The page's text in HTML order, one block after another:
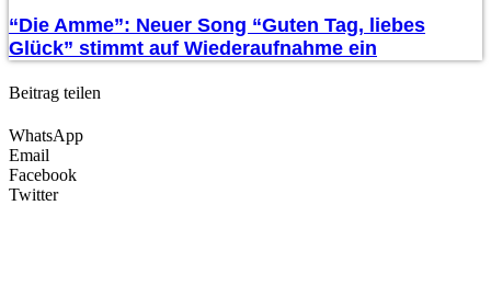
“Die Amme”: Neuer Song “Guten Tag, liebes
Glück” stimmt auf Wiederaufnahme ein
Beitrag teilen
WhatsApp
Email
Facebook
Twitter